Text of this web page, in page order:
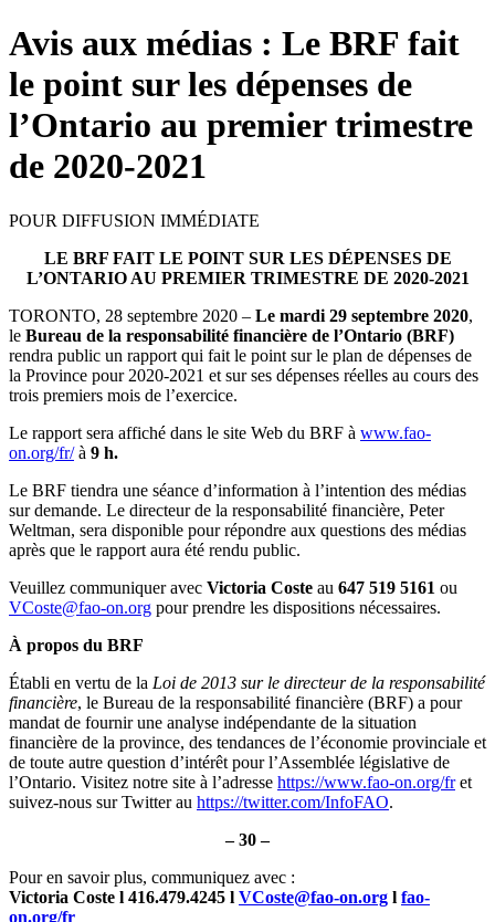
Avis aux médias : Le BRF fait
le point sur les dépenses de
l’Ontario au premier trimestre
de 2020-2021
POUR DIFFUSION IMMÉDIATE
LE BRF FAIT LE POINT SUR LES DÉPENSES DE
L’ONTARIO AU PREMIER TRIMESTRE DE 2020-2021
TORONTO, 28 septembre 2020 – Le mardi 29 septembre 2020,
le Bureau de la responsabilité financière de l’Ontario (BRF)
rendra public un rapport qui fait le point sur le plan de dépenses de
la Province pour 2020-2021 et sur ses dépenses réelles au cours des
trois premiers mois de l’exercice.
Le rapport sera affiché dans le site Web du BRF à www.fao-
on.org/fr/à 9 h.
Le BRF tiendra une séance d’information à l’intention des médias
sur demande. Le directeur de la responsabilité financière, Peter
Weltman, sera disponible pour répondre aux questions des médias
après que le rapport aura été rendu public.
Veuillez communiquer avec Victoria Coste au 647 519 5161 ou
VCoste@fao-on.org pour prendre les dispositions nécessaires.
À propos du BRF
Établi en vertu de la Loi de 2013 sur le directeur de la responsabilité
financière, le Bureau de la responsabilité financière (BRF) a pour
mandat de fournir une analyse indépendante de la situation
financière de la province, des tendances de l’économie provinciale et
de toute autre question d’intérêt pour l’Assemblée législative de
l’Ontario. Visitez notre site à l’adresse https://www.fao-on.org/fret
suivez-nous sur Twitter au https://twitter.com/InfoFAO.
– 30 –
Pour en savoir plus, communiquez avec :
Victoria Coste l 416.479.4245 l VCoste@fao-on.org l fao-
on.org/fr